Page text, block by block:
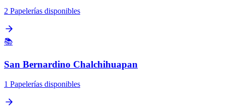
2 Papelerías disponibles
📚
San Bernardino Chalchihuapan
1 Papelerías disponibles